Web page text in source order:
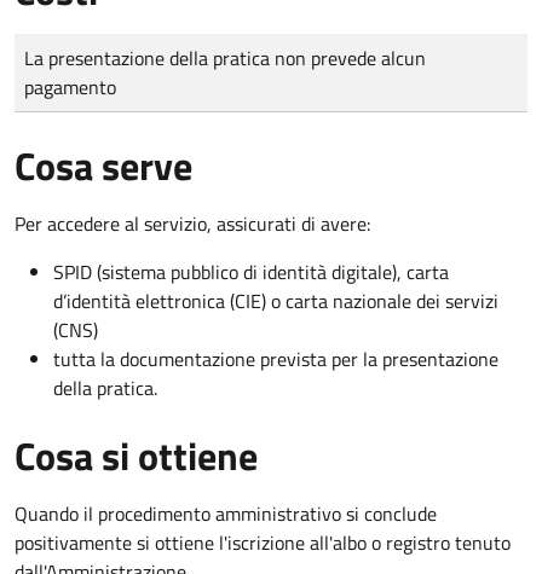
Tipo di pagamento
Importo
La presentazione della pratica non prevede alcun
pagamento
Cosa serve
Per accedere al servizio, assicurati di avere:
SPID (sistema pubblico di identità digitale), carta
d’identità elettronica (CIE) o carta nazionale dei servizi
(CNS)
tutta la documentazione prevista per la presentazione
della pratica.
Cosa si ottiene
Quando il procedimento amministrativo si conclude
positivamente si ottiene l'iscrizione all'albo o registro tenuto